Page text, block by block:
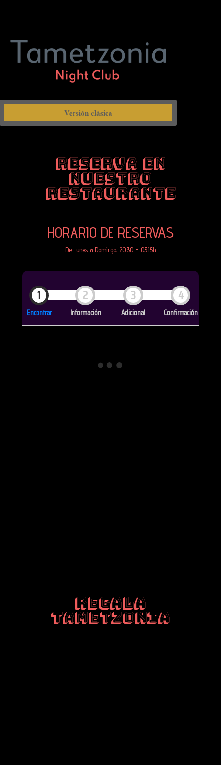
Versión clásica
RESERVA EN
NUESTRO
RESTAURANTE
HORARIO DE RESERVAS
De Lunes a Domingo: 20.30 – 03.15h
REGALA
TAMETZONIA